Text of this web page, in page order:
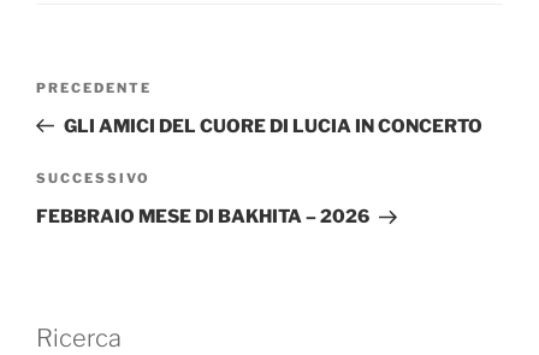
Articolo
precedente:
PRECEDENTE
GLI AMICI DEL CUORE DI LUCIA IN CONCERTO
Articolo
successivo
SUCCESSIVO
FEBBRAIO MESE DI BAKHITA – 2026
Ricerca